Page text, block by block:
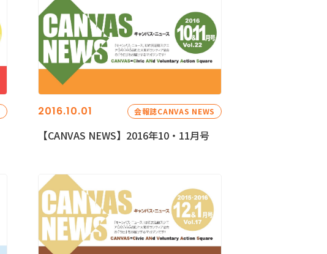
2016.10.01 会報誌CANVAS NEWS
【CANVAS NEWS】2016年10・11月号